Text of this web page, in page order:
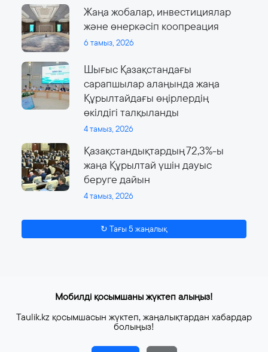
Жаңа жобалар, инвестициялар
және өнеркәсіп коопреация
6 тамыз, 2026
Шығыс Қазақстандағы
сарапшылар алаңында жаңа
Құрылтайдағы өңірлердің
өкілдігі талқыланды
4 тамыз, 2026
Қазақстандықтардың 72,3%-ы
жаңа Құрылтай үшін дауыс
беруге дайын
4 тамыз, 2026
↻ Тағы 5 жаңалық
Мобилді қосымшаны жүктеп алыңыз!
Taulik.kz қосымшасын жүктеп, жаңалықтардан хабардар
болыңыз!